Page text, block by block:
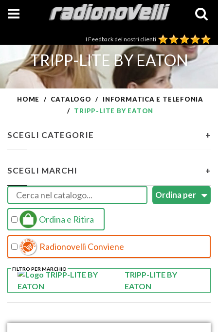
I Feedback dei nostri clienti
TRIPP-LITE BY EATON
HOME CATALOGO
INFORMATICA E TELEFONIA
TRIPP-LITE BY EATON
SCEGLI CATEGORIE +
SCEGLI MARCHI +
Ordina e Ritira
Radionovelli Conviene
TRIPP-LITE BY
EATON
FILTRO PER MARCHIO